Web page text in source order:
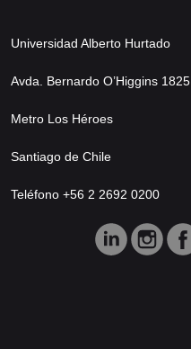
Universidad Alberto Hurtado
Avda. Bernardo O’Higgins 1825
Metro Los Héroes
Santiago de Chile
Teléfono +56 2 2692 0200